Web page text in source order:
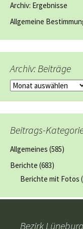
Archiv: Ergebnisse
Allgemeine
Archiv: Beiträge
Archiv:
Beitrags-
Allgemeines (585)
Berichte (683)
Berichte mit Fotos
Bezirk Lüneburg